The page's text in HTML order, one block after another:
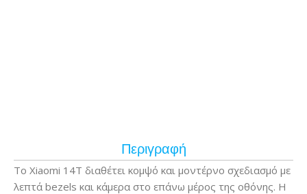
Περιγραφή
Το Xiaomi 14T διαθέτει κομψό και μοντέρνο σχεδιασμό με
λεπτά bezels και κάμερα στο επάνω μέρος της οθόνης. Η